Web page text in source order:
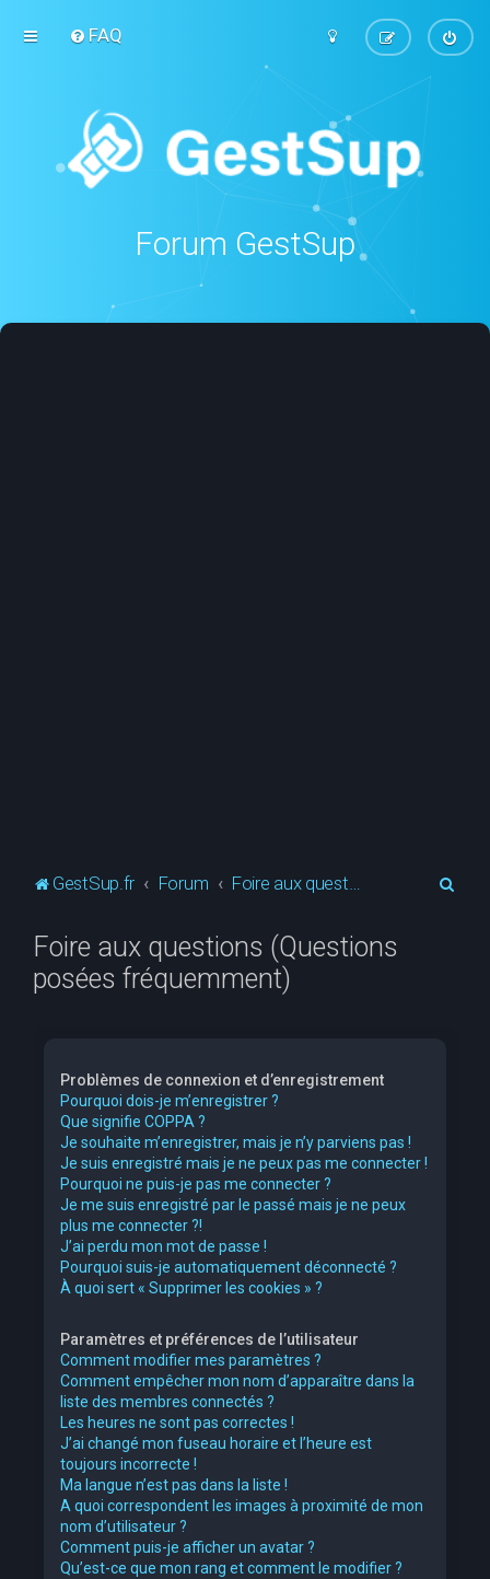
FAQ
Forum GestSup
GestSup.fr Forum Foire aux questions (Questions posées fréquemment)
Foire aux questions (Questions
posées fréquemment)
Problèmes de connexion et d’enregistrement
Pourquoi dois-je m’enregistrer ?
Que signifie COPPA ?
Je souhaite m’enregistrer, mais je n’y parviens pas !
Je suis enregistré mais je ne peux pas me connecter !
Pourquoi ne puis-je pas me connecter ?
Je me suis enregistré par le passé mais je ne peux
plus me connecter ?!
J’ai perdu mon mot de passe !
Pourquoi suis-je automatiquement déconnecté ?
À quoi sert « Supprimer les cookies » ?
Paramètres et préférences de l’utilisateur
Comment modifier mes paramètres ?
Comment empêcher mon nom d’apparaître dans la
liste des membres connectés ?
Les heures ne sont pas correctes !
J’ai changé mon fuseau horaire et l’heure est
toujours incorrecte !
Ma langue n’est pas dans la liste !
A quoi correspondent les images à proximité de mon
nom d’utilisateur ?
Comment puis-je afficher un avatar ?
Qu’est-ce que mon rang et comment le modifier ?